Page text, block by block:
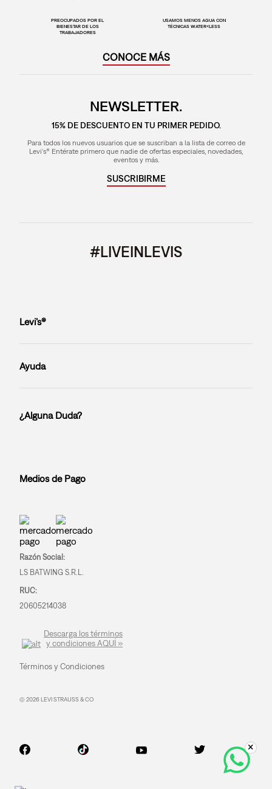
PREOCUPADOS POR EL
BIENESTAR DE LOS
TRABAJADORES
USAMOS MENOS AGUA CON
TÉCNICAS WATER<LESS
CONOCE MÁS
NEWSLETTER.
15% DE DESCUENTO EN TU PRIMER PEDIDO.
Para todos los nuevos usuarios que se suscriban a la lista de correo de
Levi's® Entérate primero que nadie de ofertas especiales, novedades,
eventos y más.
SUSCRIBIRME
#LIVEINLEVIS
Levi’s®
Ayuda
¿Alguna Duda?
Medios de Pago
Razón Social:
LS BATWING S.R.L.
RUC:
20605214038
Descarga los términos
y condiciones AQUÍ »
Términos y Condiciones
© 2026 LEVI STRAUSS & CO